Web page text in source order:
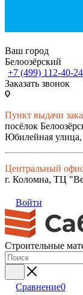
Ваш город
Белоозёрский
+7 (499) 112-40-24
Заказать звонок
Пункт выдачи
посёлок
Юбилейная улица,
Центральный
г. Коломна, ТЦ
Войти
Строительные
Сравнение0